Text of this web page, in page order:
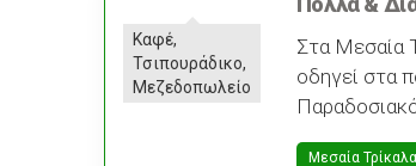
Καφέ,
Τσιπουράδικο,
Μεζεδοπωλείο
Στα Μεσαία
οδηγεί στα
Μεσαία Τρίκαλα